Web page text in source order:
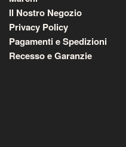
Il Nostro Negozio
Privacy Policy
Pagamenti e Spedizioni
Recesso e Garanzie